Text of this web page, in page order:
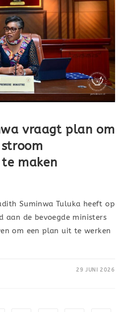
vraagt plan om
maken
Suminwa Tuluka heeft op
aan de bevoegde ministers
om een plan uit te werken
29 JUNI 2026